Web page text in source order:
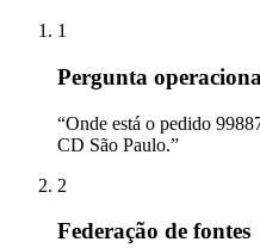
1
Pergunta
“Onde está o pedido
CD São Paulo.”
2
Federação de fontes